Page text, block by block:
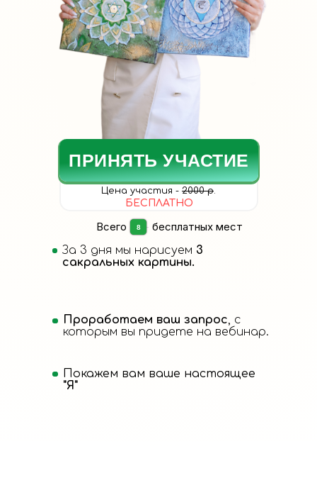
Всего ---- бесплатных мест
8
Цена участия - 2000 р.
ПРИНЯТЬ УЧАСТИЕ
БЕСПЛАТНО
За 3 дня мы нарисуем 3
сакральных картины.
Покажем вам ваше настоящее
"Я"
Проработаем ваш запрос, с
которым вы придете на вебинар.